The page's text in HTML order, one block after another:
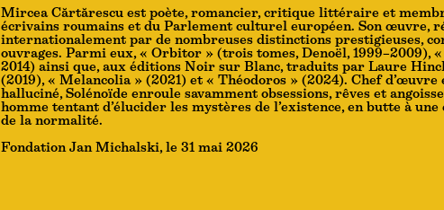
Mircea Cărtărescu est poète, romancier, critique littéraire et
écrivains roumains et du Parlement culturel européen. Son œuvre,
internationalement par de nombreuses distinctions prestigieuses,
ouvrages. Parmi eux, « Orbitor » (trois tomes, Denoël, 1999–2009),
2014) ainsi que, aux éditions Noir sur Blanc, traduits par Laure
(2019), « Melancolia » (2021) et « Théodoros » (2024). Chef
halluciné, Solénoïde enroule savamment obsessions, rêves et
homme tentant d’élucider les mystères de l’existence, en butte à
de la normalité.
Fondation Jan Michalski, le 31 mai 2026